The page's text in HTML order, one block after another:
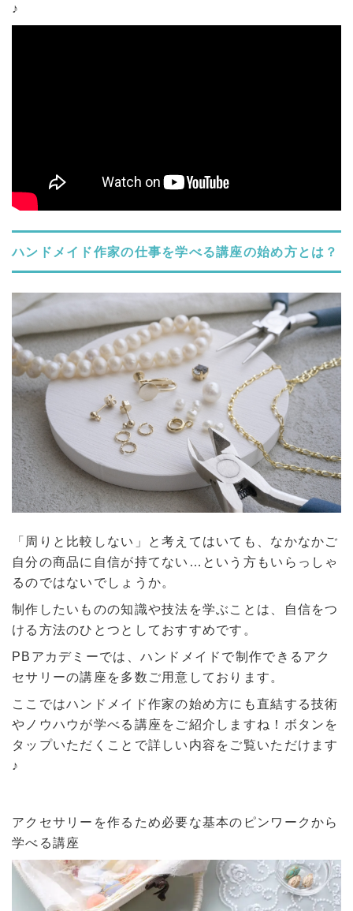
♪
ハンドメイド作家の仕事を学べる講座の始め方とは？
「周りと比較しない」と考えてはいても、なかなかご
自分の商品に自信が持てない…という方もいらっしゃ
るのではないでしょうか。
制作したいものの知識や技法を学ぶことは、自信をつ
ける方法のひとつとしておすすめです。
PBアカデミーでは、ハンドメイドで制作できるアク
セサリーの講座を多数ご用意しております。
ここではハンドメイド作家の始め方にも直結する技術
やノウハウが学べる講座をご紹介しますね！ボタンを
タップいただくことで詳しい内容をご覧いただけます
♪
アクセサリーを作るため必要な基本のピンワークから
学べる講座